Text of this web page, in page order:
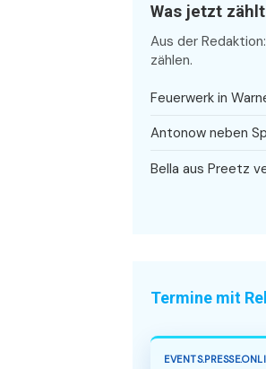
Was jetzt zählt
Aus der
zählen.
Feuerwerk in
Antonow neben
Bella aus Preetz
Termine mit